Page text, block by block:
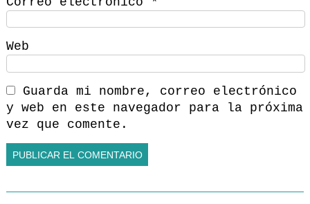
Web
Guarda mi nombre, correo electrónico
y web en este navegador para la próxima
vez que comente.